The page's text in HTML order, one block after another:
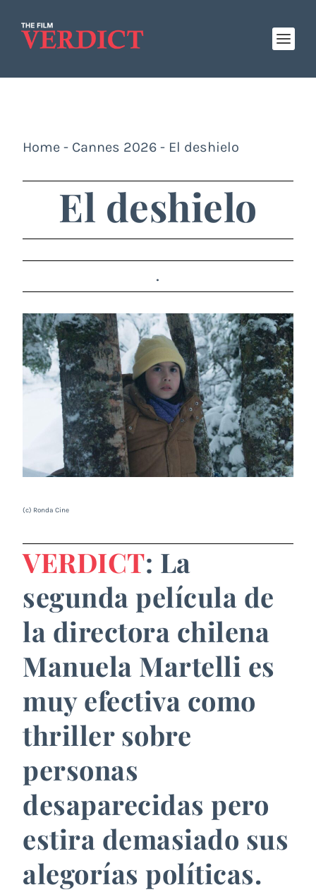
Home - Cannes 2026 - El deshielo
El deshielo
.
(c) Ronda Cine
VERDICT: La
segunda película de
la directora chilena
Manuela Martelli es
muy efectiva como
thriller sobre
personas
desaparecidas pero
estira demasiado sus
alegorías políticas.